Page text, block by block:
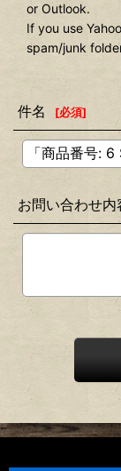
or Outlook.
If you use
spam/junk
件名 [必須]
お問い合わせ内